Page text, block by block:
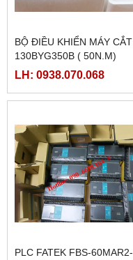
BỘ ĐIỀU KHIỂN MÁY CẮT
130BYG350B ( 50N.M)
LH: 0938.070.068
PLC FATEK FBS-60MAR2-